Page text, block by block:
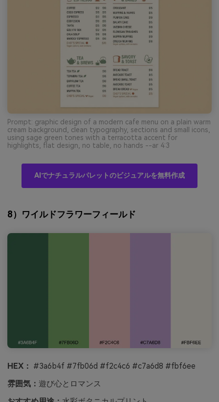
Prompt: graphic design of a modern cafe menu on a plain warm
cream background, clean typography, sections and small icons,
using sage green tones with a terracotta accent for
highlights, flat design, no table, no hands --ar 4:3
AIでナチュラルパレットのビジュアルを無料作成
8）ワイルドフラワーフィールド
HEX： #3a6b4f #7fb06d #f2c4c6 #c7a6d8 #fbf6ee
雰囲気： 遊び心とロマンス